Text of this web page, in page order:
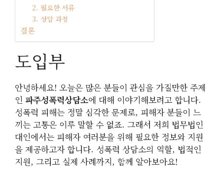
2. 필요한 서류
3. 상담 과정
결론
도입부
안녕하세요! 오늘은 많은 분들이 관심을 가질만한 주제
인 파주성폭력상담소에 대해 이야기해보려고 합니다.
성폭력 피해는 정말 심각한 문제로, 피해자 분들이 느
끼는 고통은 이루 말할 수 없죠. 그래서 저희 법무법인
대인에서는 피해자 여러분을 위해 필요한 정보와 지원
을 제공하고자 합니다. 성폭력 상담소의 역할, 법적인
지원, 그리고 실제 사례까지, 함께 알아보아요!